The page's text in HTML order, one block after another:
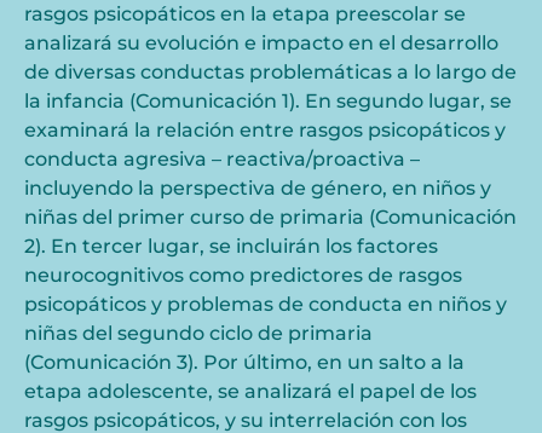
rasgos psicopáticos en la etapa preescolar se
analizará su evolución e impacto en el desarrollo
de diversas conductas problemáticas a lo largo de
la infancia (Comunicación 1). En segundo lugar, se
examinará la relación entre rasgos psicopáticos y
conducta agresiva – reactiva/proactiva –
incluyendo la perspectiva de género, en niños y
niñas del primer curso de primaria (Comunicación
2). En tercer lugar, se incluirán los factores
neurocognitivos como predictores de rasgos
psicopáticos y problemas de conducta en niños y
niñas del segundo ciclo de primaria
(Comunicación 3). Por último, en un salto a la
etapa adolescente, se analizará el papel de los
rasgos psicopáticos, y su interrelación con los